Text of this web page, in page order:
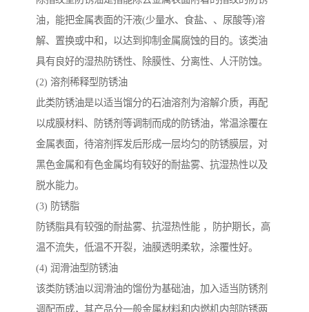
油，能把金属表面的汗液(少量水、食盐、、尿酸等)溶
解、置换或中和，以达到抑制金属腐蚀的目的。该类油
具有良好的湿热防锈性、除膜性、分离性、人汗防蚀。
(2) 溶剂稀释型防锈油
此类防锈油是以适当馏分的石油溶剂为溶解介质，再配
以成膜材料、防锈剂等调制而成的防锈油，常温涂覆在
金属表面，待溶剂挥发后形成一层均匀的防锈膜层，对
黑色金属和有色金属均有较好的耐盐雾、抗湿热性以及
脱水能力。
(3) 防锈脂
防锈脂具有较强的耐盐雾、抗湿热性能 ，防护期长，高
温不流失，低温不开裂，油膜透明柔软，涂覆性好。
(4) 润滑油型防锈油
该类防锈油以润滑油的馏份为基础油，加入适当防锈剂
调配而成，其产品分一般金属材料和内燃机内部防锈两